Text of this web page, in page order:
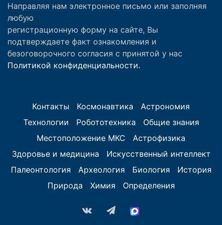
Направляя нам электронное письмо или заполняя
любую
регистрационную форму на сайте, Вы
подтверждаете факт ознакомления и
безоговорочного согласия с принятой у нас
Политикой конфиденциальности.
Контакты Космонавтика
Астрономия
Технологии
Робототехника
Общие знания
Местоположение МКС
Астрофизика
Здоровье и медицина
Искусственный интеллект
Палеонтология
Археология Биология
История
Природа
Химия Определения
vk.com Telegram